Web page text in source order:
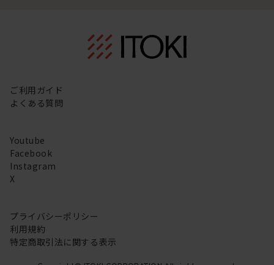
ご利用ガイド
よくある質問
Youtube
Facebook
Instagram
X
プライバシーポリシー
利用規約
特定商取引法に関する表示